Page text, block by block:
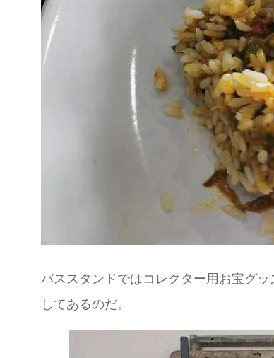
バススタンドではコレクター用お宝グ
してあるのだ。